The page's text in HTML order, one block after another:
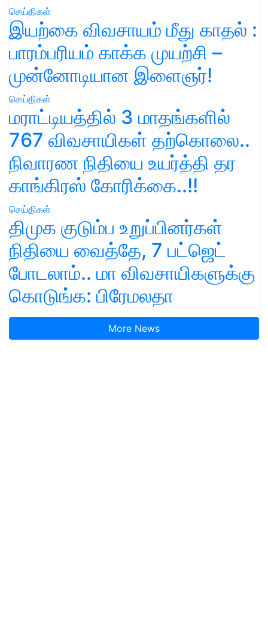
செய்திகள்
இயற்கை விவசாயம் மீது காதல் :
பாரம்பரியம் காக்க முயற்சி –
முன்னோடியான இளைஞர்!
செய்திகள்
மராட்டியத்தில் 3 மாதங்களில்
767 விவசாயிகள் தற்கொலை..
நிவாரண நிதியை உயர்த்தி தர
காங்கிரஸ் கோரிக்கை..!!
செய்திகள்
திமுக குடும்ப உறுப்பினர்கள்
நிதியை வைத்தே, 7 பட்ஜெட்
போடலாம்.. மா விவசாயிகளுக்கு
கொடுங்க: பிரேமலதா
More News